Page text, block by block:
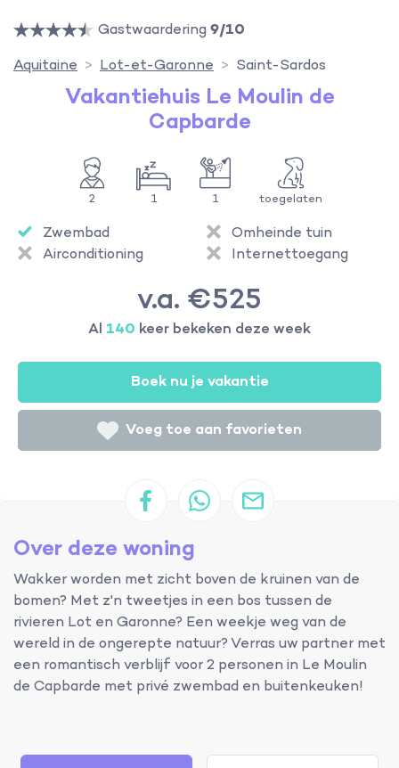
Gastwaardering 9/10
Aquitaine
Lot-et-Garonne Saint-Sardos
Vakantiehuis Le Moulin de
Capbarde
2 1 1 toegelaten
Zwembad
Airconditioning
Omheinde tuin
Internettoegang
v.a. €525
Al 140 keer bekeken deze week
Boek nu je vakantie
Voeg toe aan favorieten
Over deze woning
Wakker worden met zicht boven de kruinen van de
bomen? Met z'n tweetjes in een bos tussen de
rivieren Lot en Garonne? Een weekje weg van de
wereld in de ongerepte natuur? Verras uw partner met
een romantisch verblijf voor 2 personen in Le Moulin
de Capbarde met privé zwembad en buitenkeuken!